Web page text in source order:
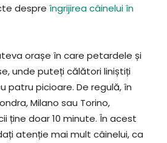
despre îngrijirea câinelui în
orașe în care petardele și
unde puteți călători liniștiți
patru picioare. De regulă, în
Milano sau Torino,
ține doar 10 minute. În acest
atenție mai mult câinelui, ca